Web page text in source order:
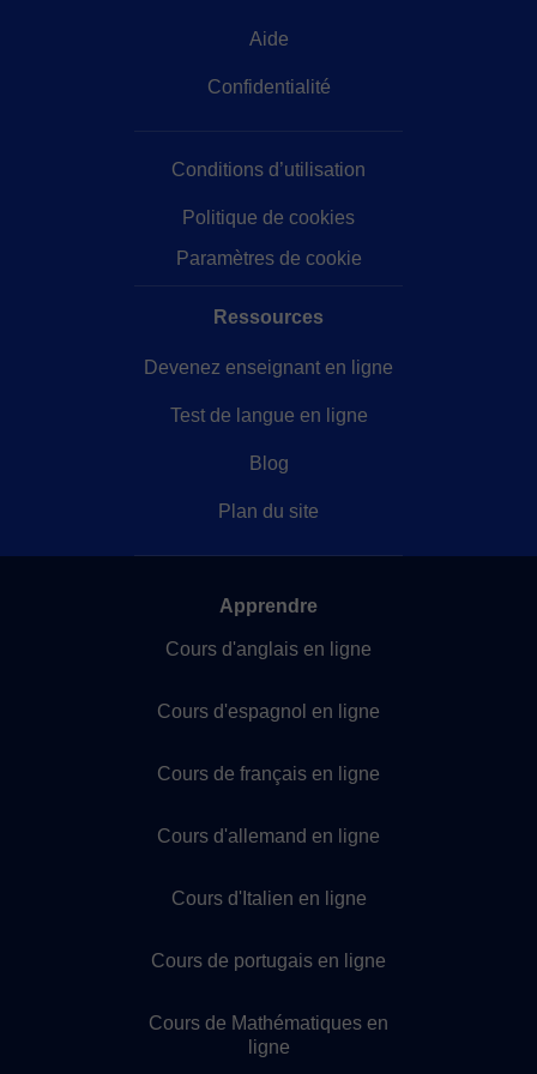
Aide
Confidentialité
Conditions d’utilisation
Politique de cookies
Paramètres de cookie
Ressources
Devenez enseignant en ligne
Test de langue en ligne
Blog
Plan du site
Apprendre
Cours d'anglais en ligne
Cours d'espagnol en ligne
Cours de français en ligne
Cours d'allemand en ligne
Cours d'Italien en ligne
Cours de portugais en ligne
Cours de Mathématiques en
ligne